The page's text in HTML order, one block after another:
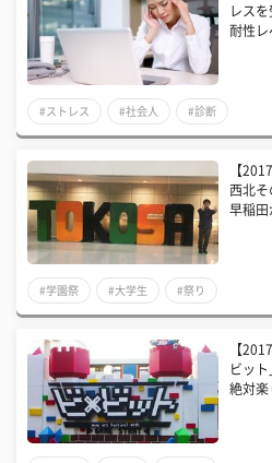
レス
耐性レ
#ストレス #社会人 #診断
【
西北そ
早稲田
#学園祭 #大学生 #祭り
【
ビッ
絶対楽